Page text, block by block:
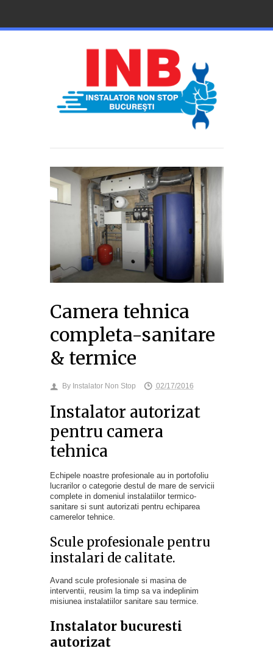
Camera tehnica
completa-sanitare
& termice
By Instalator Non Stop 02/17/2016
Instalator autorizat
pentru camera
tehnica
Echipele noastre profesionale au in portofoliu
lucrarilor o categorie destul de mare de servicii
complete in domeniul instalatiilor termico-
sanitare si sunt autorizati pentru echiparea
camerelor tehnice.
Scule profesionale pentru
instalari de calitate.
Avand scule profesionale si masina de
interventii, reusim la timp sa va indeplinim
misiunea instalatiilor sanitare sau termice.
Instalator bucuresti
autorizat